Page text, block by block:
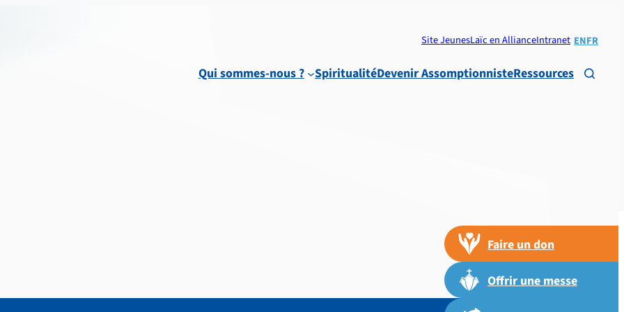
Site JeunesLaïc en AllianceIntranet ENFR
Qui sommes-nous ? SpiritualitéDevenir AssomptionnisteRessources 
Faire un don
Offrir une messe